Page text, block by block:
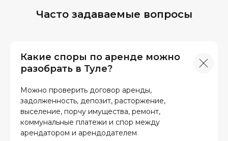
Часто задаваемые вопросы
Какие споры по аренде можно
разобрать в Туле?
Можно проверить договор аренды,
задолженность, депозит, расторжение,
выселение, порчу имущества, ремонт,
коммунальные платежи и спор между
арендатором и арендодателем